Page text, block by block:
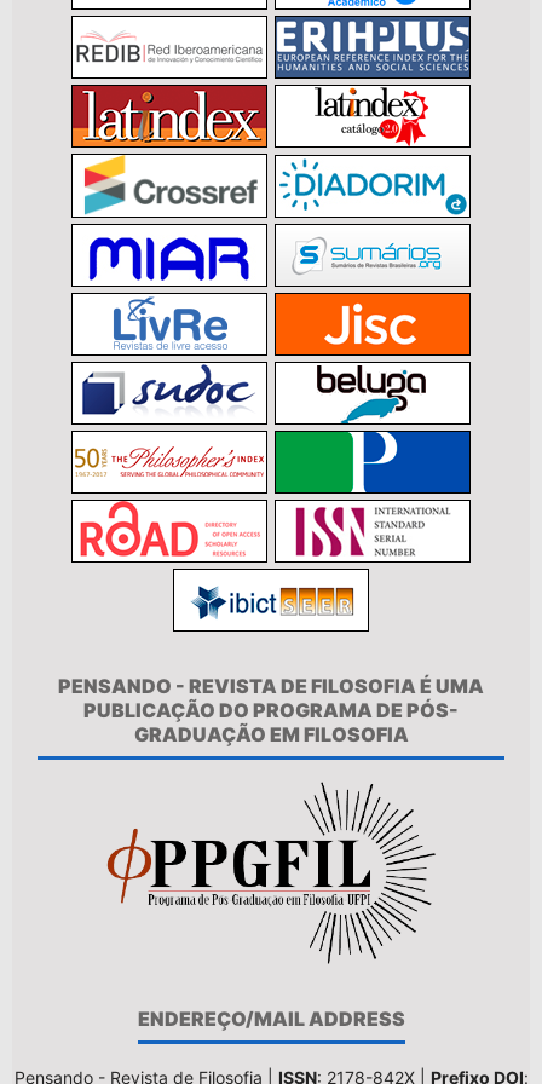
PENSANDO - REVISTA DE FILOSOFIA É UMA
PUBLICAÇÃO DO PROGRAMA DE PÓS-
GRADUAÇÃO EM FILOSOFIA
ENDEREÇO/MAIL ADDRESS
Pensando - Revista de Filosofia | ISSN: 2178-842X | Prefixo DOI: